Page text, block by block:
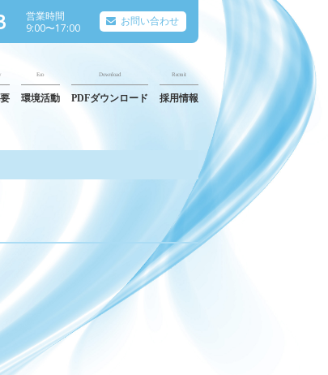
営業時間
9:00〜17:00
お問い合わせ
Eco
環境活動
Download
PDFダウンロード
Recruit
採用情報